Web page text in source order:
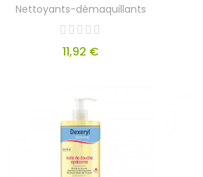
Nettoyants-démaquillants
11,92 €